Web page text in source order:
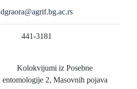
dgraora@agrif.bg.ac.rs
441-3181
Kolokvijumi iz Posebne
entomologije 2, Masovnih pojava